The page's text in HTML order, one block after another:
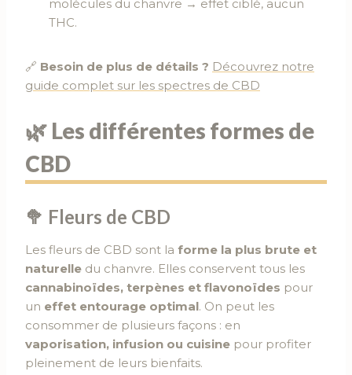
molécules du chanvre → effet ciblé, aucun
THC.
🔗 Besoin de plus de détails ? Découvrez notre
guide complet sur les spectres de CBD
🌿 Les différentes formes de
CBD
🥦 Fleurs de CBD
Les fleurs de CBD sont la forme la plus brute et
naturelle du chanvre. Elles conservent tous les
cannabinoïdes, terpènes et flavonoïdes pour
un effet entourage optimal. On peut les
consommer de plusieurs façons : en
vaporisation, infusion ou cuisine pour profiter
pleinement de leurs bienfaits.